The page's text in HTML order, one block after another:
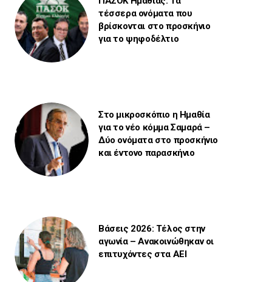
τέσσερα ονόματα που
βρίσκονται στο προσκήνιο
για το ψηφοδέλτιο
Στο μικροσκόπιο η Ημαθία
για το νέο κόμμα Σαμαρά –
Δύο ονόματα στο προσκήνιο
και έντονο παρασκήνιο
Βάσεις 2026: Τέλος στην
αγωνία – Ανακοινώθηκαν οι
επιτυχόντες στα ΑΕΙ